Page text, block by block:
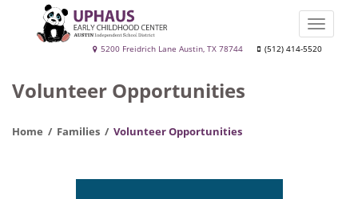
Uphaus
Childhood
5200 Freidrich Lane Austin, TX 78744 (512) 414-5520
Toggle
Volunteer Opportunities
Home Families Volunteer Opportunities